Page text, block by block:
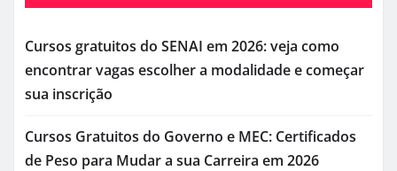
Cursos gratuitos do SENAI em 2026: veja como
encontrar vagas escolher a modalidade e começar
sua inscrição
Cursos Gratuitos do Governo e MEC: Certificados
de Peso para Mudar a sua Carreira em 2026